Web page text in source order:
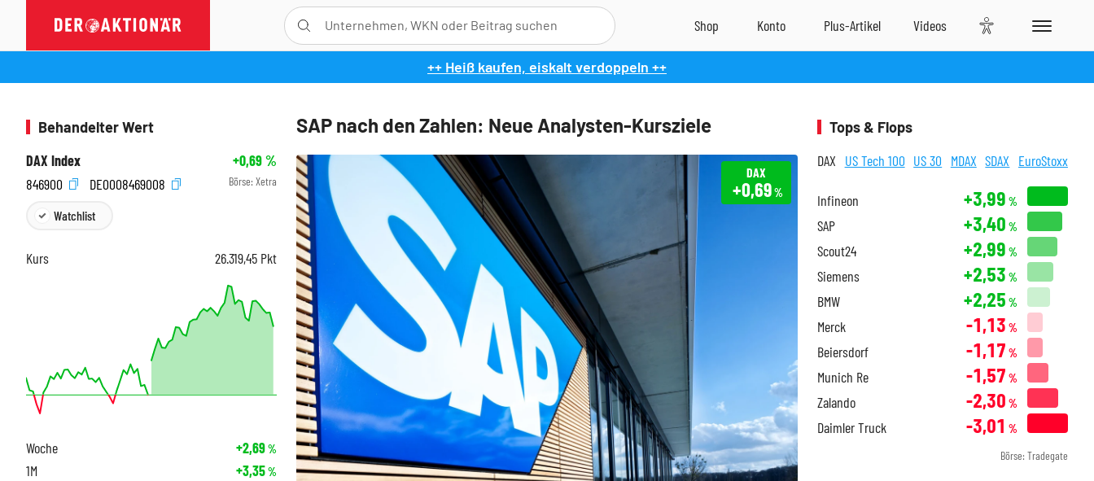
++ Heiß kaufen, eiskalt verdoppeln ++
SAP nach den Zahlen: Neue Analysten-Kursziele
DAX
+0,69%
Behandelter Wert
DAX Index
+0,69%
846900
DE0008469008 Börse: Xetra
Watchlist
Kurs 26.319,45 Pkt
Woche +2,69%
1M +3,35%
Tops & Flops
DAX US Tech 100 US 30 MDAX SDAX EuroStoxx
Infineon +3,99 %
SAP +3,40 %
Scout24 +2,99 %
Siemens +2,53 %
BMW +2,25 %
Merck -1,13 %
Beiersdorf -1,17 %
Munich Re -1,57 %
Zalando -2,30 %
Daimler Truck -3,01 %
Börse: Tradegate